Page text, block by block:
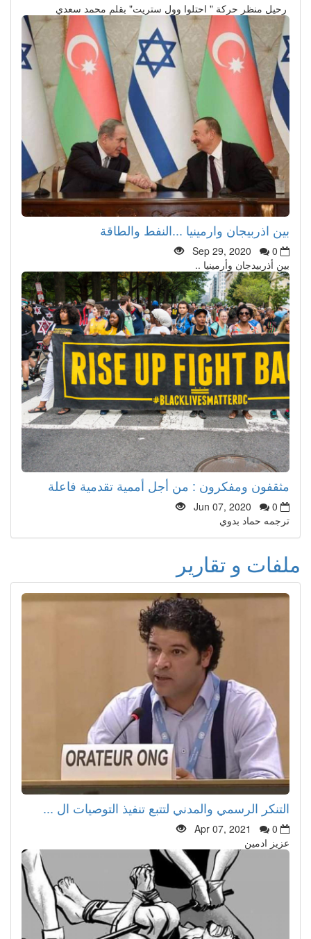
رحيل منظر حركة " احتلوا وول ستريت" بقلم محمد سعدي
بين اذربيجان وارمينيا ...النفط والطاقة
Sep 29, 2020
0
بين أذربيدجان وأرمينيا ..
مثقفون ومفكرون : من أجل أممية تقدمية فاعلة
Jun 07, 2020
0
ترجمه حماد بدوي
ملفات و تقارير
التنكر الرسمي والمدني لتتبع تنفيذ التوصيات ال ...
Apr 07, 2021
0
عزيز ادمين